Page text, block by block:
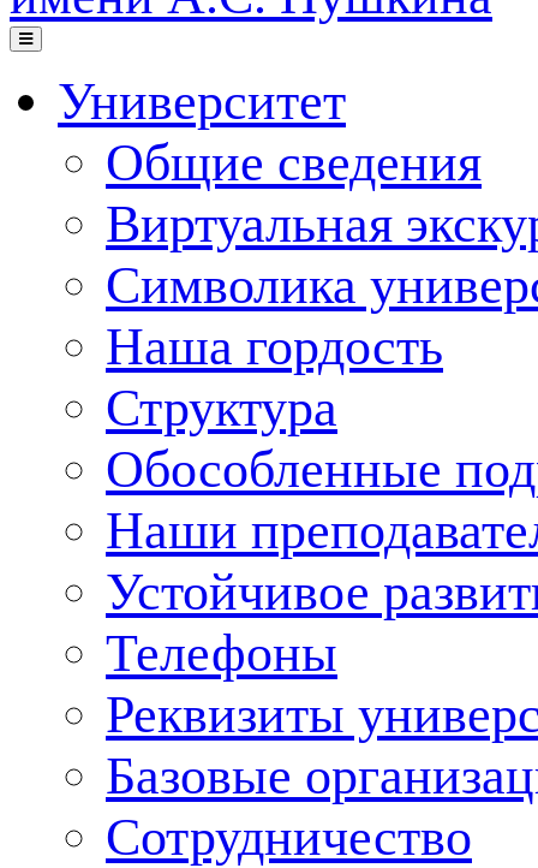
Университет
Общие сведения
Виртуальная
Символика
Наша гордость
Структура
Обособленные
Наши
Устойчивое
Телефоны
Реквизиты
Базовые
Сотрудничество